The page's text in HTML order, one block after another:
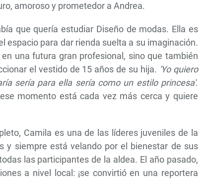
amoroso y prometedor a Andrea.
que quería estudiar Diseño de modas. Ella es
espacio para dar rienda suelta a su imaginación.
una futura gran profesional, sino que también
el vestido de 15 años de su hija. 'Yo quiero
sería para ella sería como un estilo princesa'.
momento está cada vez más cerca y quiere
Camila es una de las líderes juveniles de la
y siempre está velando por el bienestar de sus
las participantes de la aldea. El año pasado,
a nivel local: ¡se convirtió en una reportera